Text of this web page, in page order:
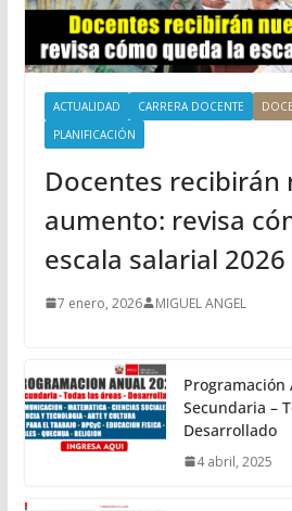
ACTUALIDAD CARRERA DOCENTE
PLANIFICACIÓN
Docentes recibirán
aumento: revisa
escala salarial 2026
7 enero, 2026 MIGUEL ANGEL
Programación
Secundaria –
Desarrollado
4 abril, 2025